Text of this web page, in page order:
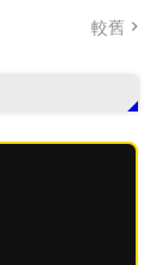
較舊